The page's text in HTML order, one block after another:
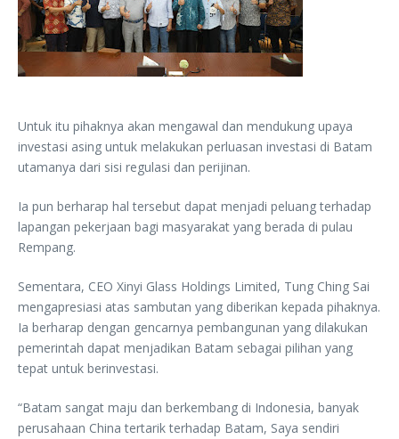
Untuk itu pihaknya akan mengawal dan mendukung upaya
investasi asing untuk melakukan perluasan investasi di Batam
utamanya dari sisi regulasi dan perijinan.
Ia pun berharap hal tersebut dapat menjadi peluang terhadap
lapangan pekerjaan bagi masyarakat yang berada di pulau
Rempang.
Sementara, CEO Xinyi Glass Holdings Limited, Tung Ching Sai
mengapresiasi atas sambutan yang diberikan kepada pihaknya.
Ia berharap dengan gencarnya pembangunan yang dilakukan
pemerintah dapat menjadikan Batam sebagai pilihan yang
tepat untuk berinvestasi.
“Batam sangat maju dan berkembang di Indonesia, banyak
perusahaan China tertarik terhadap Batam, Saya sendiri